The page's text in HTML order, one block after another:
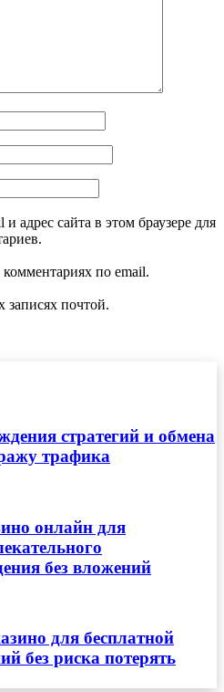
адрес сайта в этом браузере для
по email.
записях почтой.
стратегий и обмена
трафика
онлайн для
без вложений
для бесплатной
без риска потерять